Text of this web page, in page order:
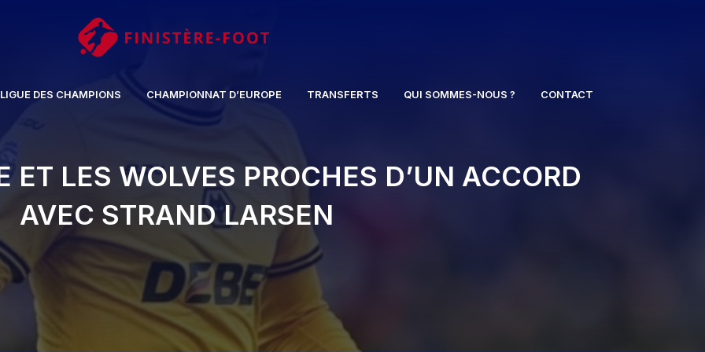
LIGUE DES CHAMPIONS CHAMPIONNAT D’EUROPE TRANSFERTS QUI SOMMES-NOUS ? CONTACT
ET LES WOLVES PROCHES D’UN ACCORD
AVEC STRAND LARSEN